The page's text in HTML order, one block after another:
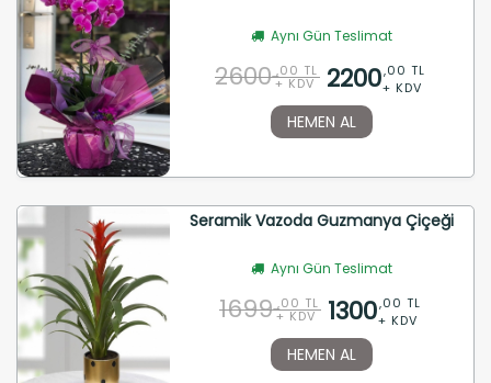
Aynı Gün Teslimat
2600 ,00 TL
+ KDV 2200,00 TL
+ KDV
HEMEN AL
Seramik Vazoda Guzmanya Çiçeği
Aynı Gün Teslimat
1699 ,00 TL
+ KDV 1300,00 TL
+ KDV
HEMEN AL